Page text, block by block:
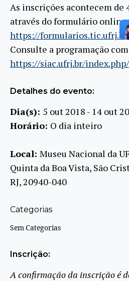
As inscrições acontecem de
através do formulário
https://
Consulte a programação
https://siac.ufrj.br/
Detalhes do evento:
Dia(s): 5 out 2018 - 14 out
Horário: O dia inteiro
Local: Museu Nacional da
Quinta da Boa Vista, São
RJ, 20940-040
Categorias
Sem Categorias
Inscrição:
A confirmação da inscrição é